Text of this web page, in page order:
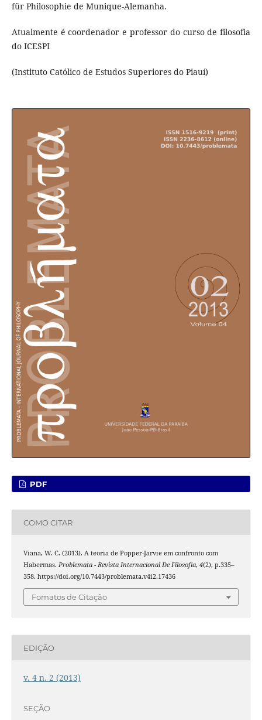
für Philosophie de Munique-Alemanha.
Atualmente é coordenador e professor do curso de filosofia
do ICESPI
(Instituto Católico de Estudos Superiores do Piauí)
PDF
COMO CITAR
Viana, W. C. (2013). A teoria de Popper-Jarvie em confronto com
Habermas. Problemata - Revista Internacional De Filosofia, 4(2), p.335–
358. https://doi.org/10.7443/problemata.v4i2.17436
Fomatos de Citação
EDIÇÃO
v. 4 n. 2 (2013)
SEÇÃO